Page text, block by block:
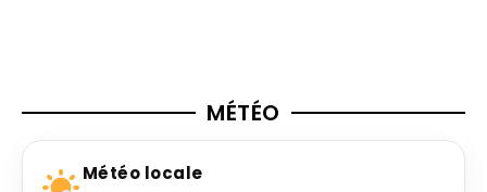
MÉTÉO
Météo locale